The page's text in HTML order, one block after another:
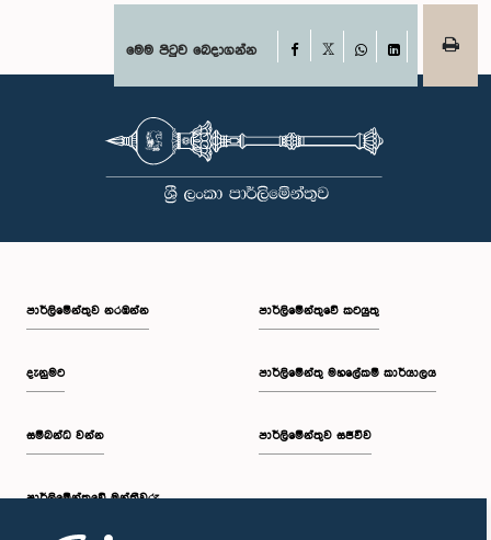
පෙබරවාරි මස 17 වැනි දින ආචාරධර්ම හා වරප්‍රසාද පිළිබඳ කාරක සභාව
හමුවේ පෙනී සිටිනු ලැබූ අතර, එහිදී, ඔවුන් විසින් සිය හැසිරීම සම්බන්ධයෙන්
අවංකවම සමාව අයැද සිටින බව සඳහන් කෙරිණි. පාර්ලිමේන්තු කාරක
සභාවල අධිකාරිය, ගෞරවය සහ ස්ථාපිත ක්‍රියාපටිපාටිවලට ගෞරව කිරීමේ
වැදගත්කම පිළිබඳව නිසි අවබෝධයකින් යුතුව තම ක්‍රියාවන්හි බරපතලකම
වරප්‍රසාද පිළිබඳ කාරක සභාව සහ පොදු ව්‍යාපාර පිළිබඳ කාරක සභාවේ
සභාපතිවරයා විසින් ඒ පිළිබඳව නිසි පරිදි සලකා බැලීමෙන් අනතුරුව, ඉහත
කී නිලධාරීන්ට සමාව ලබා දෙන ලෙස කරන ලද ඉල්ලීම පිළිගන්නා
ලදී. පාර්ලිමේන්තු කාරක සභා රැස්වීම් සඳහා පෙනී සිටින සියලුම පුද්ගලයන්
සෑම අවස්ථාවකදීම ඉහළම මට්ටමින් ආචාරධර්ම හා හැසිරීම් අනුගමනය
පාර්ලිමේන්තුවේ ගරුත්වය හා අධිකාරිය ආරක්ෂා කරමින් කටයුතු කිරීමත්
මෙම පිටුව බෙදාගන්න Facebook
WhatsAppLinkedIn
පාර්ලි‌මේන්තුව නරඹන්න
දැනුමට
සම්බන්ධ වන්න
පාර්ලි‌මේන්තුවේ මන්ත්‍රීවරු
පාර්ලිමේන්තුවේ කටයුතු
පාර්ලිමේන්තු මහලේකම් කාර්යාලය
පාර්ලිමේන්තුව සජීවීව